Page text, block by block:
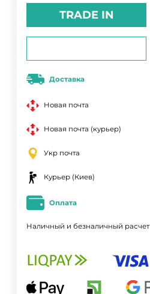
TRADE IN
Доставка
Новая почта
Новая почта (курьер)
Укр почта
Курьер (Киев)
Оплата
Наличный и безналичный расчет